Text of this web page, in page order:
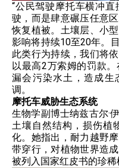
“公民驾驶摩托车横冲
驶，而是肆意碾压任意
恢复植被。土壤层、小
影响将持续10至20年。
此类行为持续，我们将
以最高2万索姆的罚款
漏会污染水土，造成生
调。
摩托车威胁生态系统
生物学副博士纳兹古尔·
土壤自然结构，损伤植
化。她指出，耐力越野
带穿行，对植物世界造
被列入国家红皮书的珍稀